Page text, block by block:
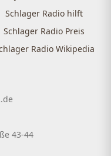
Schlager Radio hilft
Schlager Radio Preis
Radio Wikipedia
43-44